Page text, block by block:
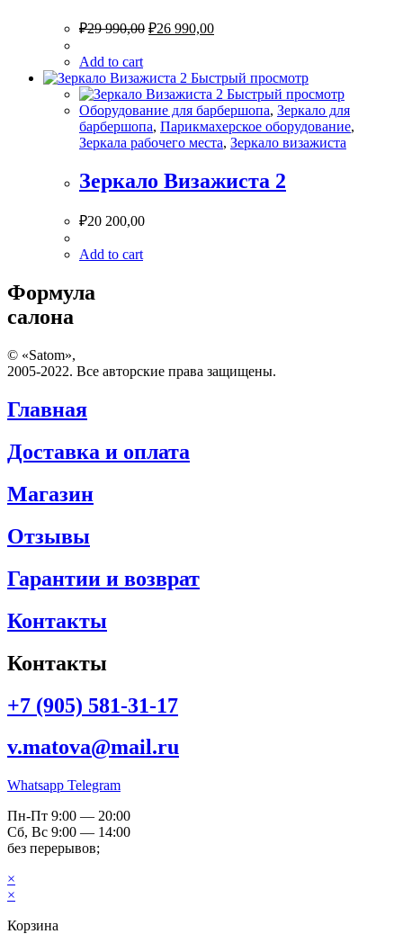
₽29 990,00 ₽26 990,00
Add to cart
Быстрый просмотр
Быстрый просмотр
Оборудование для барбершопа, Зеркало для
барбершопа, Парикмахерское оборудование,
Зеркала рабочего места, Зеркало визажиста
Зеркало Визажиста 2
₽20 200,00
Add to cart
Формула
салона
© «Satom»,
2005-2022. Все авторские права защищены.
Главная
Доставка и оплата
Магазин
Отзывы
Гарантии и возврат
Контакты
Контакты
+7 (905) 581-31-17
v.matova@mail.ru
Whatsapp Telegram
Пн-Пт 9:00 — 20:00
Сб, Вс 9:00 — 14:00
без перерывов;
×
×
Корзина